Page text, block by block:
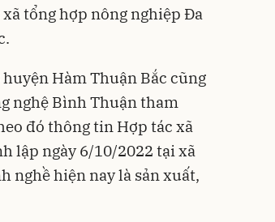
tổng hợp nông nghiệp Đa
Hàm Thuận Bắc cũng
nghệ Bình Thuận tham
đó thông tin Hợp tác xã
lập ngày 6/10/2022 tại xã
nghề hiện nay là sản xuất,